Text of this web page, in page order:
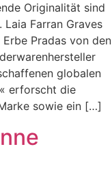
Originalität sind
Farran Graves
Pradas von den
globalen
erforscht die
sowie ein […]